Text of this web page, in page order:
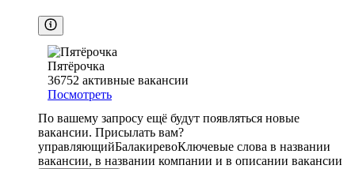
Пятёрочка
36752 активные вакансии
Посмотреть
По вашему запросу ещё будут появляться новые
вакансии. Присылать вам?
управляющийБалакиревоКлючевые слова в названии
вакансии, в названии компании и в описании вакансии